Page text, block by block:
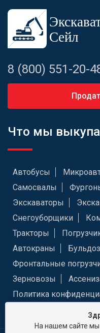
8 (800) 551-20-
Что мы
Автобусы
Самосвалы
Экскаваторы
Снегоуборщики
Тракторы
Автокраны
Фронтальные
Зерновозы
Политика
На нашем сайте